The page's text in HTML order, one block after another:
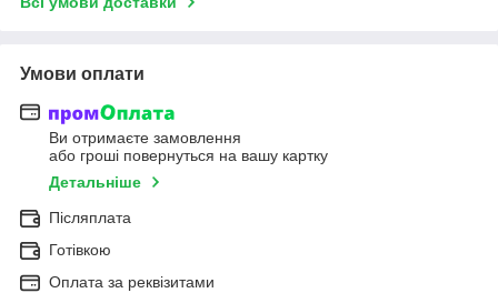
Умови оплати
Ви отримаєте замовлення
або гроші повернуться на вашу картку
Детальніше
Післяплата
Готівкою
Оплата за реквізитами